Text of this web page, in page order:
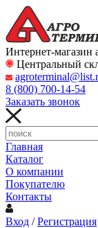
Интернет-магазин
Центральный
8 (800) 700-14-54
Заказать звонок
Главная
Каталог
О компании
Покупателю
Контакты
Вход /Регистрация